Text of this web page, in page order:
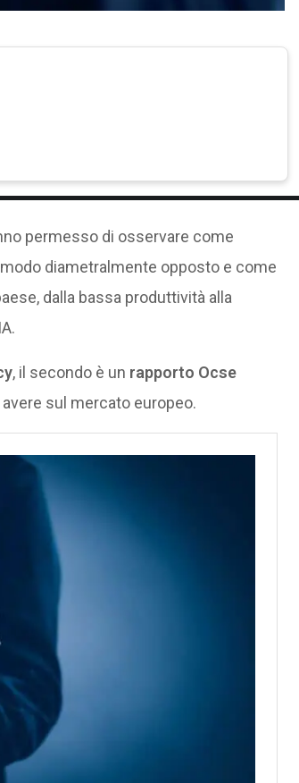
permesso di osservare come
diametralmente opposto e come
dalla bassa produttività alla
, il secondo è un rapporto Ocse
sul mercato europeo.